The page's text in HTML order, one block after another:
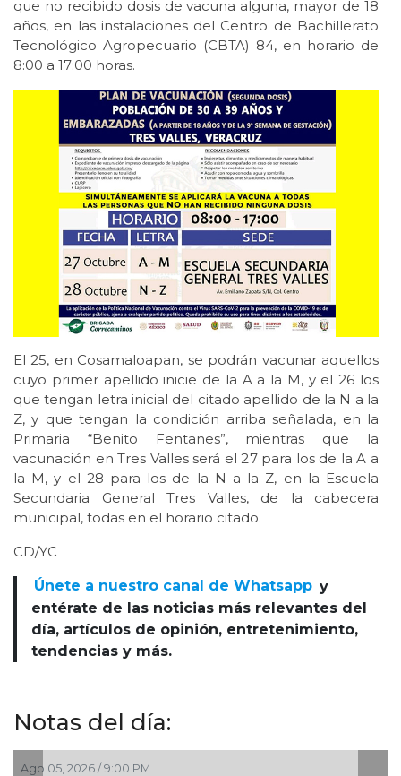
que no recibido dosis de vacuna alguna, mayor de 18
años, en las instalaciones del Centro de Bachillerato
Tecnológico Agropecuario (CBTA) 84, en horario de
8:00 a 17:00 horas.
El 25, en Cosamaloapan, se podrán vacunar aquellos
cuyo primer apellido inicie de la A a la M, y el 26 los
que tengan letra inicial del citado apellido de la N a la
Z, y que tengan la condición arriba señalada, en la
Primaria “Benito Fentanes”, mientras que la
vacunación en Tres Valles será el 27 para los de la A a
la M, y el 28 para los de la N a la Z, en la Escuela
Secundaria General Tres Valles, de la cabecera
municipal, todas en el horario citado.
CD/YC
Únete a nuestro canal de Whatsapp y
entérate de las noticias más relevantes del
día, artículos de opinión, entretenimiento,
tendencias y más.
Notas del día:
Ago 05, 2026 / 7:46 PM